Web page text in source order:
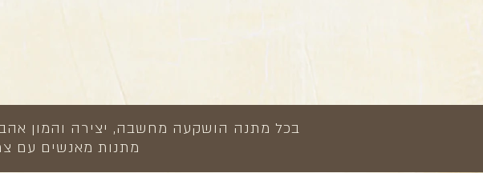
בכל מתנה הושקעה מחשבה, יצירה והמון
מתנות מאנשים עם